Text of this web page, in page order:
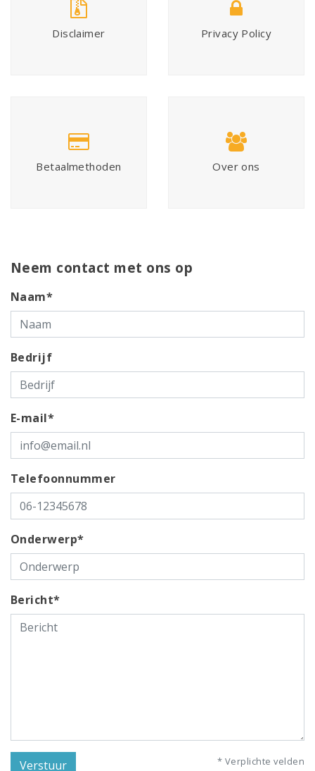
Disclaimer Privacy Policy
Betaalmethoden Over ons
Neem contact met ons op
Naam*
Bedrijf
E-mail*
Telefoonnummer
Onderwerp*
Bericht*
Verstuur * Verplichte velden